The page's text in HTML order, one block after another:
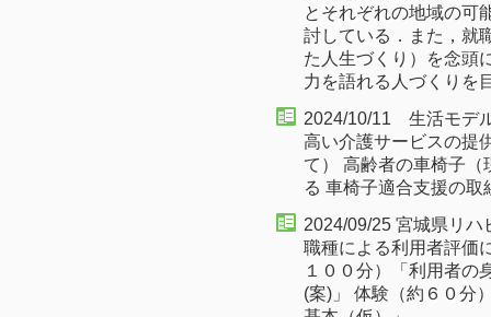
とそれぞれの地域の可
討している．また，就
た人生づくり）を念頭
力を語れる人づくりを
2024/10/11 生活モデ
高い介護サービスの
て） 高齢者の車椅子
る 車椅子適合支援の取
2024/09/25 宮城県リ
職種による利用者評価
１００分）「利用者の
(案)」 体験（約６０分